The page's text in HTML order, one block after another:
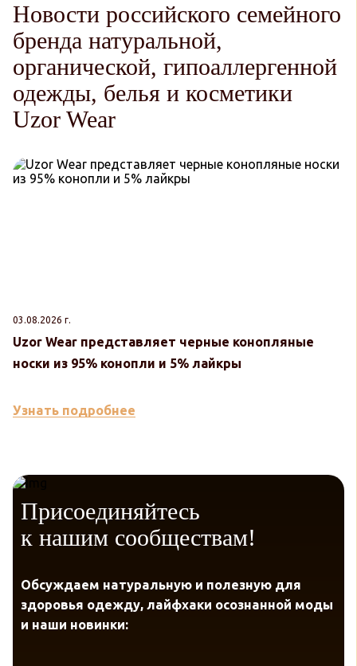
Новости российского семейного
бренда натуральной,
органической, гипоаллергенной
одежды, белья и косметики
Uzor Wear
03.08.2026 г.
Uzor Wear представляет черные конопляные
носки из 95% конопли и 5% лайкры
Узнать подробнее
Присоединяйтесь
к нашим сообществам!
Обсуждаем натуральную и полезную для
здоровья одежду, лайфхаки осознанной моды
и наши новинки: